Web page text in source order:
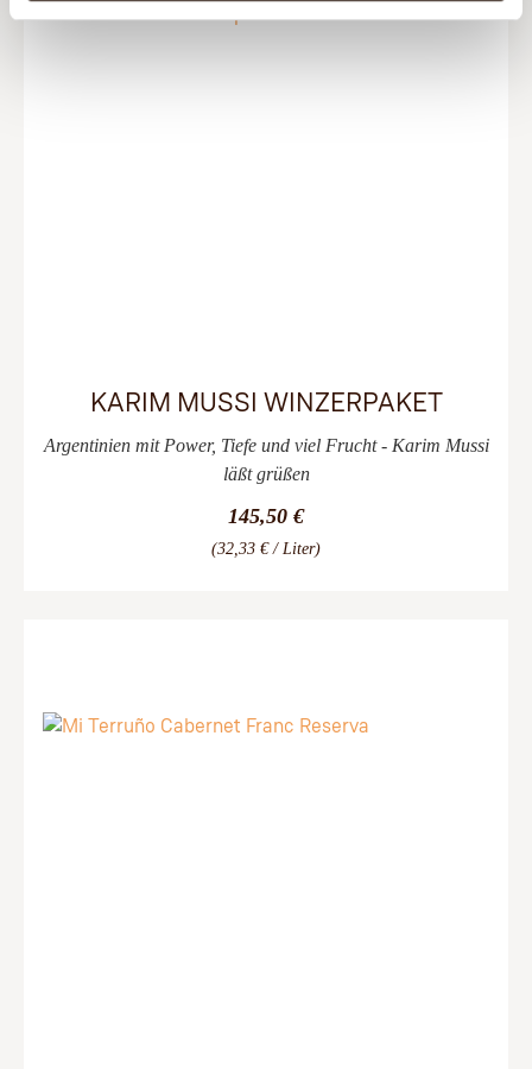
KARIM MUSSI WINZERPAKET
Argentinien mit Power, Tiefe und viel Frucht - Karim Mussi
läßt grüßen
145,50 €
(32,33 € / Liter)